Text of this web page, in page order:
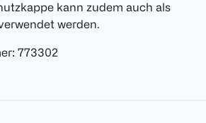
kann zudem auch als
werden.
: 773302